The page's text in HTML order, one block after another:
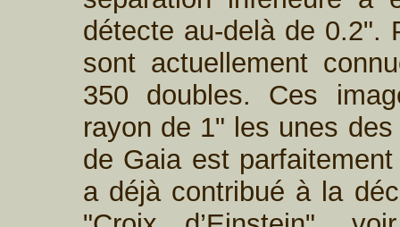
détecte au-delà de 0.2".
sont actuellement
350 doubles. Ces
rayon de 1" les unes
de Gaia est
a déjà contribué à la